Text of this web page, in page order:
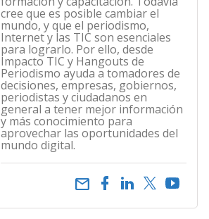
cree que es posible cambiar el
mundo, y que el periodismo,
Internet y las TIC son esenciales
para lograrlo. Por ello, desde
Impacto TIC y Hangouts de
Periodismo ayuda a tomadores de
decisiones, empresas, gobiernos,
periodistas y ciudadanos en
general a tener mejor información
y más conocimiento para
aprovechar las oportunidades del
mundo digital.
email